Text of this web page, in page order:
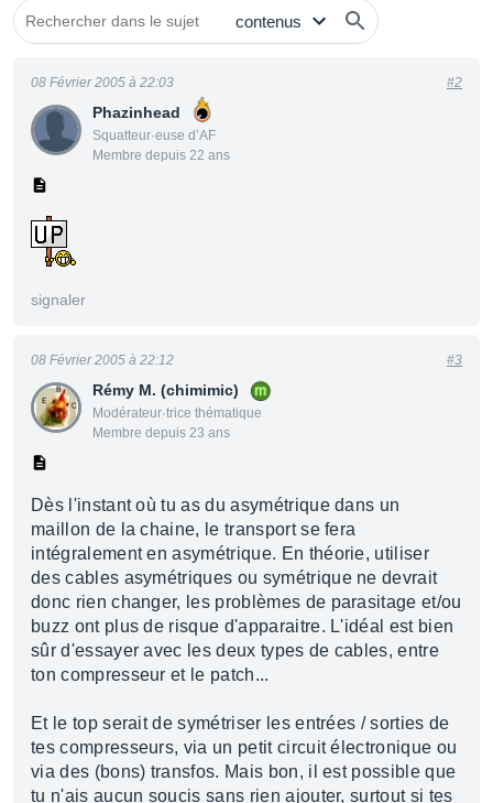
Phazinhead
Squatteur·euse d’AF
Membre depuis 22 ans
08 Février 2005 à 22:03 #2
signaler
Rémy M. (chimimic)
Modérateur·trice thématique
Membre depuis 23 ans
08 Février 2005 à 22:12 #3
Dès l'instant où tu as du asymétrique dans un
maillon de la chaine, le transport se fera
intégralement en asymétrique. En théorie, utiliser
des cables asymétriques ou symétrique ne devrait
donc rien changer, les problèmes de parasitage et/ou
buzz ont plus de risque d'apparaitre. L'idéal est bien
sûr d'essayer avec les deux types de cables, entre
ton compresseur et le patch...
Et le top serait de symétriser les entrées / sorties de
tes compresseurs, via un petit circuit électronique ou
via des (bons) transfos. Mais bon, il est possible que
tu n'ais aucun soucis sans rien ajouter, surtout si tes